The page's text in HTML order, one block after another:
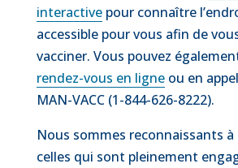
interactivepour connaître
accessible pour vous afin de
vacciner. Vous pouvez
rendez-vous en ligneou en
MAN-VACC (1-844-626-8222).
Nous sommes reconnaissants
celles qui sont pleinement